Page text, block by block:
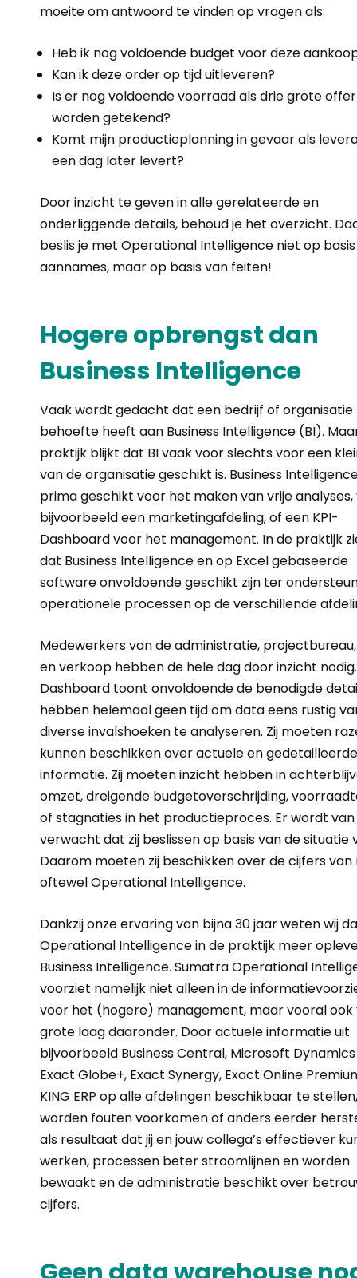
moeite om antwoord te vinden op vragen als:
Heb ik nog voldoende budget voor deze
Kan ik deze order op tijd uitleveren?
Is er nog voldoende voorraad als drie grote
worden getekend?
Komt mijn productieplanning in gevaar als
een dag later levert?
Door inzicht te geven in alle gerelateerde en
onderliggende details, behoud je het overzicht.
beslis je met Operational Intelligence niet op
aannames, maar op basis van feiten!
Hogere opbrengst dan
Business Intelligence
Vaak wordt gedacht dat een bedrijf of organisatie
behoefte heeft aan Business Intelligence (BI).
praktijk blijkt dat BI vaak voor slechts voor een
van de organisatie geschikt is. Business
prima geschikt voor het maken van vrije
bijvoorbeeld een marketingafdeling, of een KPI-
Dashboard voor het management. In de praktijk
dat Business Intelligence en op Excel gebaseerde
software onvoldoende geschikt zijn ter
operationele processen op de verschillende
Medewerkers van de administratie,
en verkoop hebben de hele dag door inzicht
Dashboard toont onvoldoende de benodigde
hebben helemaal geen tijd om data eens rustig
diverse invalshoeken te analyseren. Zij moeten
kunnen beschikken over actuele en gedetailleerde
informatie. Zij moeten inzicht hebben in
omzet, dreigende budgetoverschrijding,
of stagnaties in het productieproces. Er wordt
verwacht dat zij beslissen op basis van de situatie
Daarom moeten zij beschikken over de cijfers van
oftewel Operational Intelligence.
Dankzij onze ervaring van bijna 30 jaar weten wij
Operational Intelligence in de praktijk meer
Business Intelligence. Sumatra Operational
voorziet namelijk niet alleen in de
voor het (hogere) management, maar vooral ook
grote laag daaronder. Door actuele informatie uit
bijvoorbeeld Business Central, Microsoft Dynamics
Exact Globe+, Exact Synergy, Exact Online
KING ERP op alle afdelingen beschikbaar te stellen,
worden fouten voorkomen of anders eerder
als resultaat dat jij en jouw collega’s effectiever
werken, processen beter stroomlijnen en worden
bewaakt en de administratie beschikt over
cijfers.